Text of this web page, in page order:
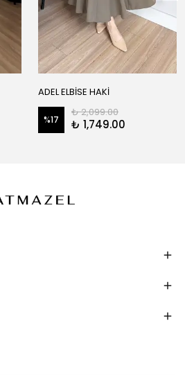
ADEL ELBİSE HAKİ
%17
₺ 2,099.00
₺ 1,749.00